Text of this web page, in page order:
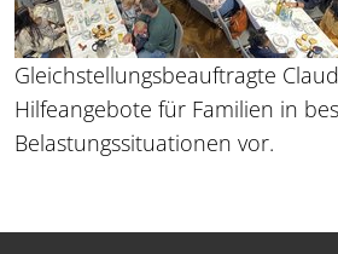
Gleichstellungsbeauftragte
Hilfeangebote für Familien in
Belastungssituationen vor.